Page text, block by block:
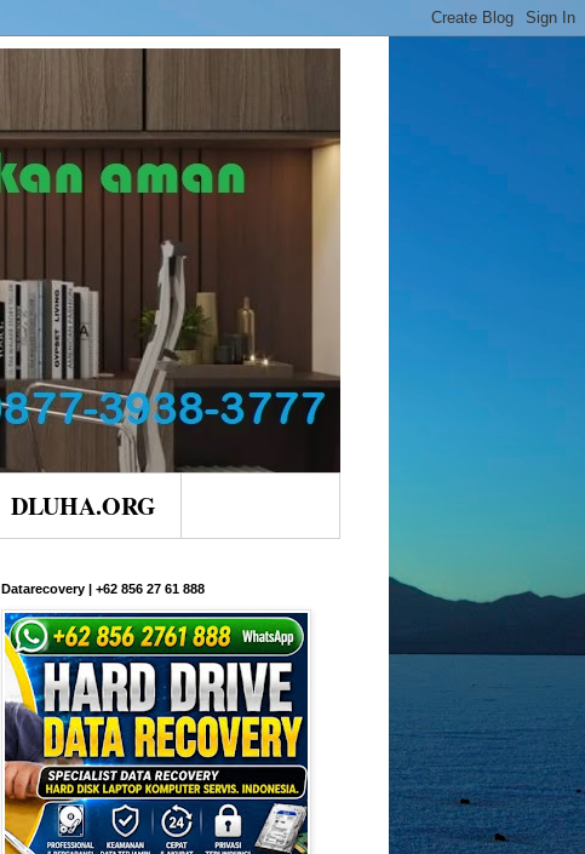
DLUHA.ORG
Datarecovery | +62 856 27 61 888